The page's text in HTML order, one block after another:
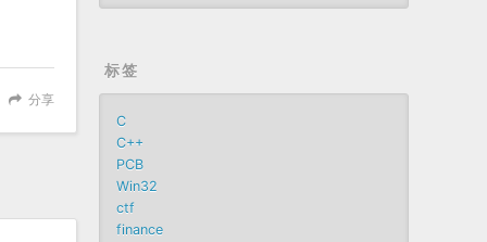
分享
标签
C
C++
PCB
Win32
ctf
finance